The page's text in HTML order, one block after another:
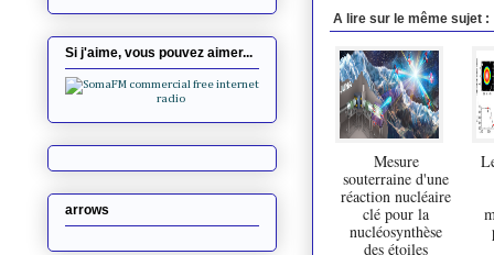
A lire sur le même sujet :
Mesure
souterraine d'une
réaction nucléaire
clé pour la
nucléosynthèse
des étoiles
Si j'aime, vous pouvez aimer...
arrows